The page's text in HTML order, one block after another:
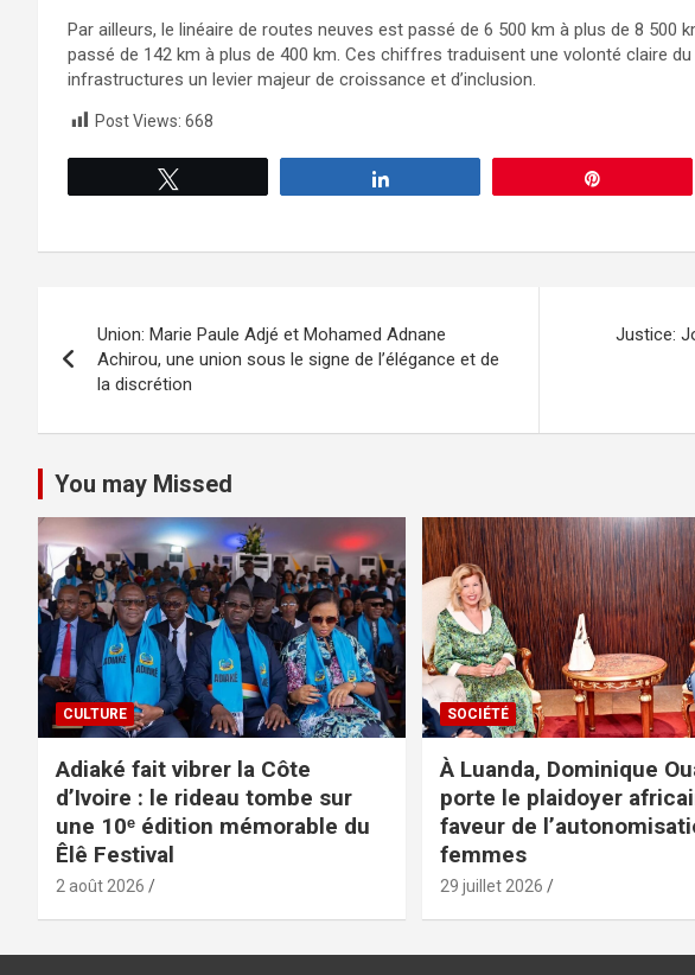
Par ailleurs, le linéaire de routes neuves est passé de 6 500 km à plus de 8 500
passé de 142 km à plus de 400 km. Ces chiffres traduisent une volonté claire
infrastructures un levier majeur de croissance et d’inclusion.
Post Views: 668
Union: Marie Paule Adjé et Mohamed Adnane
Achirou, une union sous le signe de l’élégance et de
la discrétion
Justice:
You may Missed
CULTURE
Adiaké fait vibrer la Côte
d’Ivoire : le rideau tombe sur
une 10ᵉ édition mémorable du
Êlê Festival
2 août 2026
SOCIÉTÉ
À Luanda, Dominique
porte le plaidoyer
faveur de
femmes
29 juillet 2026